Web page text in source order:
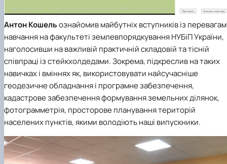
Антон Кошельознайомив майбутніх вступників із
навчання на факультеті землевпорядкування НУБіП України,
наголосивши на важливій практичній складовій та тісній
співпраці із стейкхолдедами. Зокрема, підкреслив на таких
навичках і вміннях як, використовувати найсучасніше
геодезичне обладнання і програмне забезпечення,
кадастрове забезпечення формування земельних ділянок,
фотограмметрія, просторове планування територій
населених пунктів, якими володіють наші випускники.